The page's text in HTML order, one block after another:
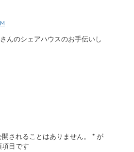
んのシェアハウスのお手伝いし
されることはありません。 * が
目です